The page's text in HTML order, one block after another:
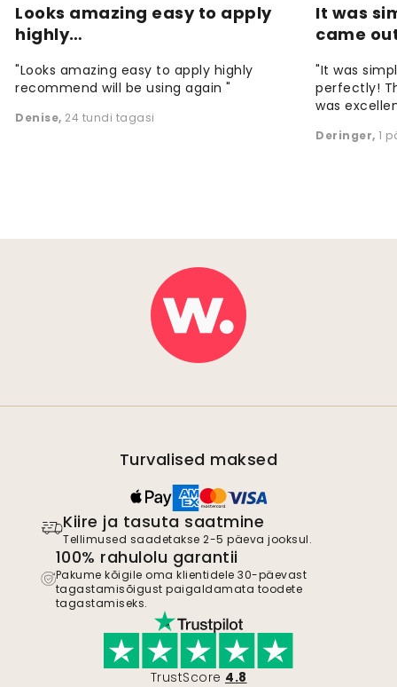
Looks amazing easy to apply
highly…
"Looks amazing easy to apply highly
recommend will be using again "
Denise, 24 tundi tagasi
It was
came
"It was
perfectly!
was
Deringer, 1
Turvalised maksed
Kiire ja tasuta saatmine
Tellimused saadetakse 2-5 päeva jooksul.
100% rahulolu garantii
Pakume kõigile oma klientidele 30-päevast
tagastamisõigust paigaldamata toodete
tagastamiseks.
TrustScore 4.8